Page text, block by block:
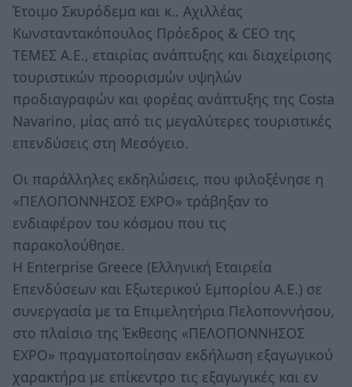
Έτοιμο Σκυρόδεμα και κ.. Αχιλλέας
Κωνσταντακόπουλος Πρόεδρος & CEO της
ΤΕΜΕΣ Α.Ε., εταιρίας ανάπτυξης και διαχείρισης
τουριστικών προορισμών υψηλών
προδιαγραφών και φορέας ανάπτυξης της Costa
Navarino, μίας από τις μεγαλύτερες τουριστικές
επενδύσεις στη Μεσόγειο.
Οι παράλληλες εκδηλώσεις, που φιλοξένησε η
«ΠΕΛΟΠΟΝΝΗΣΟΣ EXPO» τράβηξαν το
ενδιαφέρον του κόσμου που τις
παρακολούθησε.
Η Enterprise Greece (Ελληνική Εταιρεία
Επενδύσεων και Εξωτερικού Εμπορίου Α.Ε.) σε
συνεργασία με τα Επιμελητήρια Πελοποννήσου,
στο πλαίσιο της Έκθεσης «ΠΕΛΟΠΟΝΝΗΣΟΣ
EXPO» πραγματοποίησαν εκδήλωση εξαγωγικού
χαρακτήρα με επίκεντρο τις εξαγωγικές και εν